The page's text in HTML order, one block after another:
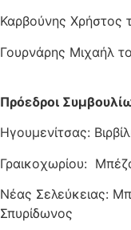
Καρβούνης Χρήστος
Γουρνάρης Μιχαήλ
Πρόεδροι
Ηγουμενίτσας:
Γραικοχωρίου:
Νέας Σελεύκειας:
Σπυρίδωνος